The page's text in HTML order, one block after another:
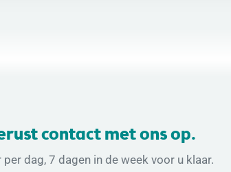
contact met ons op.
dag, 7 dagen in de week voor u klaar.